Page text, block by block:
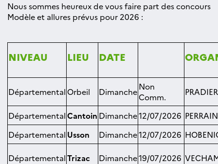
Nous sommes heureux de vous faire part des concours
Modèle et allures prévus pour 2026 :
NIVEAU LIEU DATE
DépartementalOrbeil DimancheNon
Comm.
DépartementalCantoin Dimanche12/07/2026
Départemental Usson Dimanche12/07/2026
DépartementalTrizac Dimanche19/07/2026